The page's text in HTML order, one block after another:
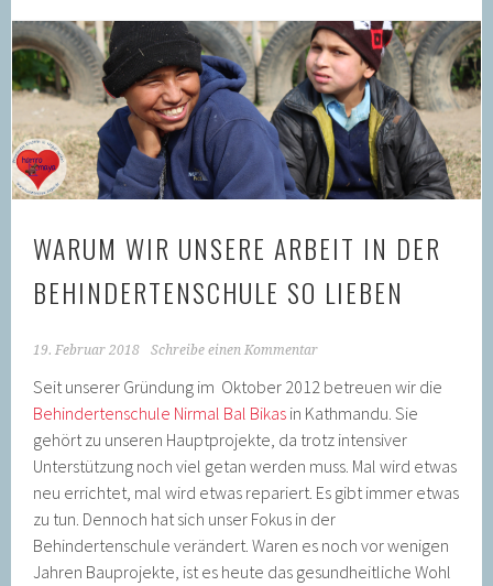
WARUM WIR UNSERE ARBEIT IN DER
BEHINDERTENSCHULE SO LIEBEN
19. Februar 2018 Schreibe einen Kommentar
Seit unserer Gründung im Oktober 2012 betreuen wir die
Behindertenschule Nirmal Bal Bikas in Kathmandu. Sie
gehört zu unseren Hauptprojekte, da trotz intensiver
Unterstützung noch viel getan werden muss. Mal wird etwas
neu errichtet, mal wird etwas repariert. Es gibt immer etwas
zu tun. Dennoch hat sich unser Fokus in der
Behindertenschule verändert. Waren es noch vor wenigen
Jahren Bauprojekte, ist es heute das gesundheitliche Wohl